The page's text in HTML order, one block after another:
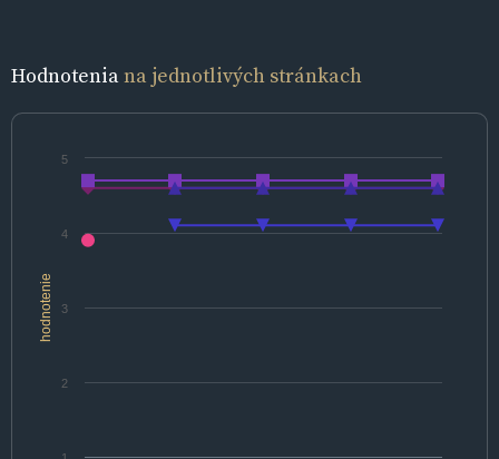
Hodnoteniana jednotlivých stránkach
hodnotenie
2
3
4
5